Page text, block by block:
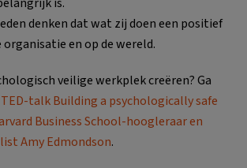
denken dat wat zij doen een positief
en op de wereld.
veilige werkplek creëren? Ga
TED-talk Building a psychologically safe
Business School-hoogleraar en
Amy Edmondson.